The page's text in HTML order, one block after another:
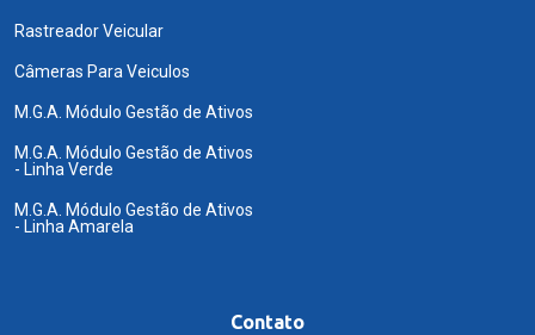
Rastreador Veicular
Câmeras Para Veiculos
M.G.A. Módulo Gestão de Ativos
M.G.A. Módulo Gestão de Ativos
- Linha Verde
M.G.A. Módulo Gestão de Ativos
- Linha Amarela
Contato